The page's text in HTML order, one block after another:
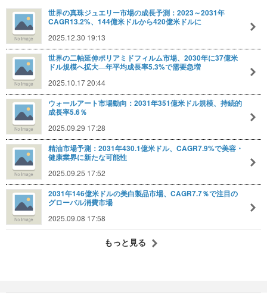
世界の真珠ジュエリー市場の成長予測：2023～2031年
CAGR13.2%、144億米ドルから420億米ドルに
2025.12.30 19:13
世界の二軸延伸ポリアミドフィルム市場、2030年に37億米
ドル規模へ拡大―年平均成長率5.3%で需要急増
2025.10.17 20:44
ウォールアート市場動向：2031年351億米ドル規模、持続的
成長率5.6％
2025.09.29 17:28
精油市場予測：2031年430.1億米ドル、CAGR7.9%で美容・
健康業界に新たな可能性
2025.09.25 17:52
2031年146億米ドルの美白製品市場、CAGR7.7％で注目の
グローバル消費市場
2025.09.08 17:58
もっと見る